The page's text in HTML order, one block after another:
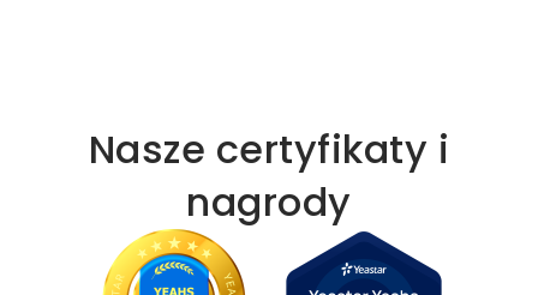
Nasze certyfikaty i
nagrody